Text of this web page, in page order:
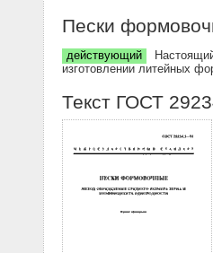
Пески
действующий
изготовлении литейных
Текст ГОСТ